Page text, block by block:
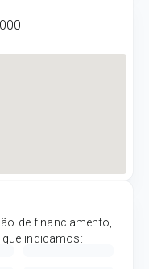
de financiamento,
indicamos: